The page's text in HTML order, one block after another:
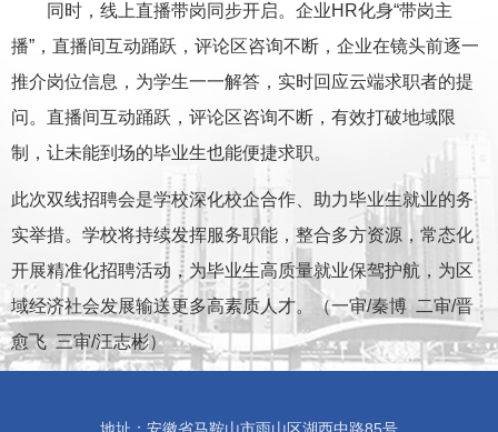
同时，线上直播带岗同步开启。企业HR化身“带岗主
播”，直播间互动踊跃，评论区咨询不断，企业在镜头前逐一
推介岗位信息，为学生一一解答，实时回应云端求职者的提
问。直播间互动踊跃，评论区咨询不断，有效打破地域限
制，让未能到场的毕业生也能便捷求职。
此次双线招聘会是学校深化校企合作、助力毕业生就业的务
实举措。学校将持续发挥服务职能，整合多方资源，常态化
开展精准化招聘活动，为毕业生高质量就业保驾护航，为区
域经济社会发展输送更多高素质人才。（一审/秦博 二审/晋
愈飞 三审/汪志彬）